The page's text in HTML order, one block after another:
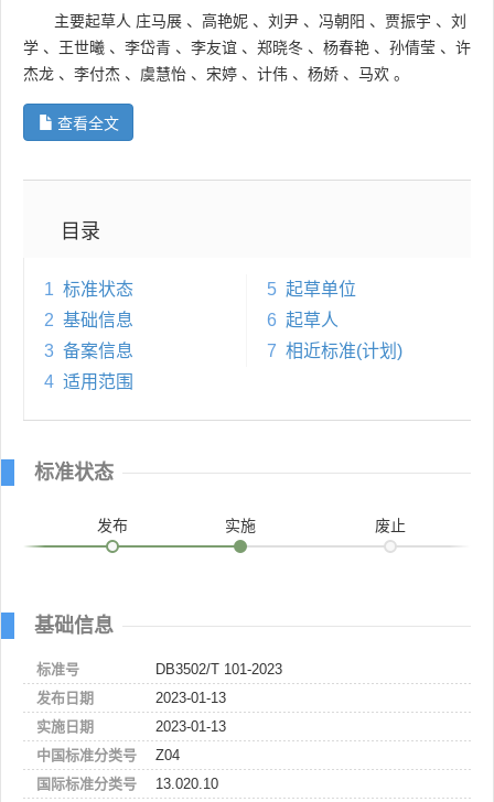
主要起草人 庄马展 、 高艳妮 、 刘尹 、 冯朝阳 、 贾振宇 、 刘
学 、 王世曦 、 李岱青 、 李友谊 、 郑晓冬 、 杨春艳 、 孙倩莹 、 许
杰龙 、 李付杰 、 虞慧怡 、 宋婷 、 计伟 、 杨娇 、 马欢 。
查看全文
目录
1 标准状态
2 基础信息
3 备案信息
4 适用范围
5 起草单位
6 起草人
7 相近标准(计划)
标准状态
发布 实施 废止
基础信息
标准号
DB3502/T 101-2023
发布日期
2023-01-13
实施日期
2023-01-13
中国标准分类号
Z04
国际标准分类号
13.020.10